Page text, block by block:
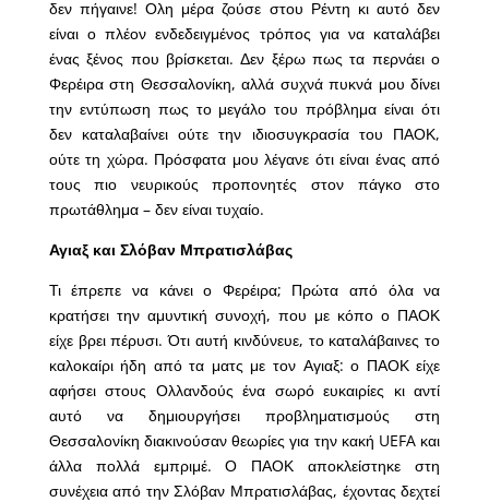
δεν πήγαινε! Ολη μέρα ζούσε στου Ρέντη κι αυτό δεν
είναι ο πλέον ενδεδειγμένος τρόπος για να καταλάβει
ένας ξένος που βρίσκεται. Δεν ξέρω πως τα περνάει ο
Φερέιρα στη Θεσσαλονίκη, αλλά συχνά πυκνά μου δίνει
την εντύπωση πως το μεγάλο του πρόβλημα είναι ότι
δεν καταλαβαίνει ούτε την ιδιοσυγκρασία του ΠΑΟΚ,
ούτε τη χώρα. Πρόσφατα μου λέγανε ότι είναι ένας από
τους πιο νευρικούς προπονητές στον πάγκο στο
πρωτάθλημα – δεν είναι τυχαίο.
Αγιαξ και Σλόβαν Μπρατισλάβας
Τι έπρεπε να κάνει ο Φερέιρα; Πρώτα από όλα να
κρατήσει την αμυντική συνοχή, που με κόπο ο ΠΑΟΚ
είχε βρει πέρυσι. Ότι αυτή κινδύνευε, το καταλάβαινες το
καλοκαίρι ήδη από τα ματς με τον Αγιαξ: ο ΠΑΟΚ είχε
αφήσει στους Ολλανδούς ένα σωρό ευκαιρίες κι αντί
αυτό να δημιουργήσει προβληματισμούς στη
Θεσσαλονίκη διακινούσαν θεωρίες για την κακή UEFA και
άλλα πολλά εμπριμέ. Ο ΠΑΟΚ αποκλείστηκε στη
συνέχεια από την Σλόβαν Μπρατισλάβας, έχοντας δεχτεί